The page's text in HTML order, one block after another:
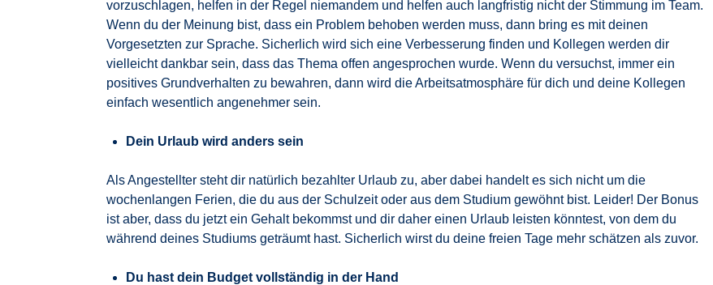
vorzuschlagen, helfen in der Regel niemandem und helfen auch langfristig nicht der Stimmung im Team.
Wenn du der Meinung bist, dass ein Problem behoben werden muss, dann bring es mit deinen
Vorgesetzten zur Sprache. Sicherlich wird sich eine Verbesserung finden und Kollegen werden dir
vielleicht dankbar sein, dass das Thema offen angesprochen wurde. Wenn du versuchst, immer ein
positives Grundverhalten zu bewahren, dann wird die Arbeitsatmosphäre für dich und deine Kollegen
einfach wesentlich angenehmer sein.
Dein Urlaub wird anders sein
Als Angestellter steht dir natürlich bezahlter Urlaub zu, aber dabei handelt es sich nicht um die
wochenlangen Ferien, die du aus der Schulzeit oder aus dem Studium gewöhnt bist. Leider! Der Bonus
ist aber, dass du jetzt ein Gehalt bekommst und dir daher einen Urlaub leisten könntest, von dem du
während deines Studiums geträumt hast. Sicherlich wirst du deine freien Tage mehr schätzen als zuvor.
Du hast dein Budget vollständig in der Hand